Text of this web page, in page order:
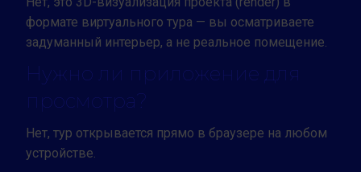
формате виртуального тура — вы осматриваете
задуманный интерьер, а не реальное помещение.
Нужно ли приложение для
просмотра?
Нет, тур открывается прямо в браузере на любом
устройстве.